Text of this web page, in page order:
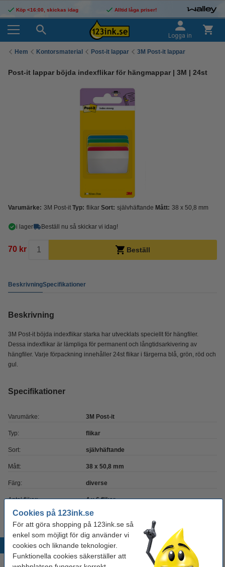
Cookies på 123ink.se
För att göra shopping på 123ink.se så
enkel som möjligt för dig använder vi
cookies och liknande teknologier.
Funktionella cookies säkerställer att
Köp <16:00, skickas idag Alltid låga priser!
Logga in
Hem Kontorsmaterial Post-it lappar 3M Post-it lappar
Post-it lappar böjda indexflikar för hängmappar | 3M | 24st
Varumärke: 3M Post-it Typ: flikar Sort: självhäftande Mått: 38 x 50,8 mm
i lager Beställ nu så skickar vi idag!
70 kr Beställ
BeskrivningSpecifikationer
Beskrivning
3M Post-it böjda indexflikar starka har utvecklats speciellt för hängfiler.
Dessa indexflikar är lämpliga för permanent och långtidsarkivering av
hängfiler. Varje förpackning innehåller 24st flikar i färgerna blå, grön, röd och
gul.
Specifikationer
Varumärke: 3M Post-it
Typ: flikar
Sort: självhäftande
Mått: 38 x 50,8 mm
Färg: diverse
Antal flikar: 4 x 6 flikar
Populära produkter